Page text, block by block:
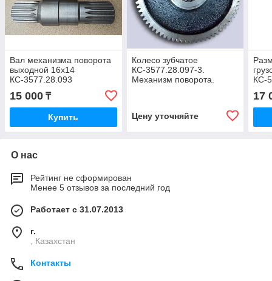
Вал механизма поворота
выходной 16х14
КС-3577.28.093
15 000 ₸
Купить
Колесо зубчатое
КС-3577.28.097-3.
Механизм поворота.
Цену уточняйте
КС-
17
О нас
Рейтинг не сформирован
Менее 5 отзывов за последний год
Работает с 31.07.2013
г.
, Казахстан
Контакты